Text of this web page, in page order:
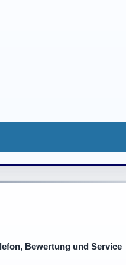
Bewertung und Service